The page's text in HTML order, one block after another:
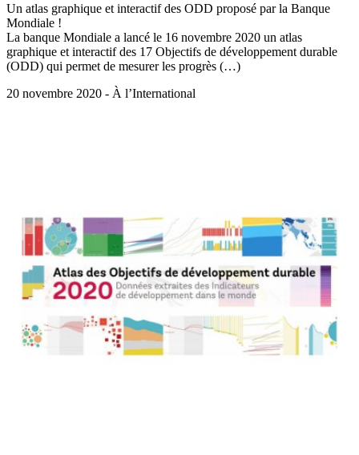
Un atlas graphique et interactif des ODD proposé par la Banque
Mondiale !
La banque Mondiale a lancé le 16 novembre 2020 un atlas
graphique et interactif des 17 Objectifs de développement durable
(ODD) qui permet de mesurer les progrès (…)
20 novembre 2020 - À l’International